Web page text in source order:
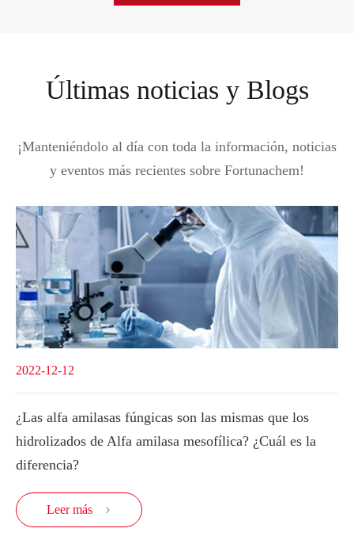
Últimas noticias y Blogs
¡Manteniéndolo al día con toda la información, noticias
y eventos más recientes sobre Fortunachem!
2022-12-12
¿Las alfa amilasas fúngicas son las mismas que los
hidrolizados de Alfa amilasa mesofílica? ¿Cuál es la
diferencia?
Leer más 